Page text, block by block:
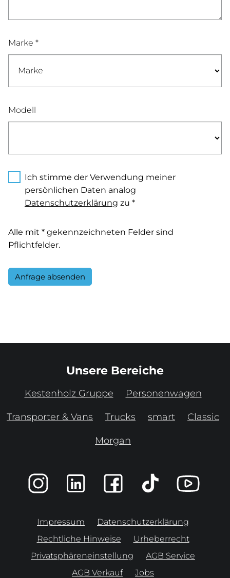
Marke *
Modell
Ich stimme der Verwendung meiner
persönlichen Daten analog
Datenschutzerklärung zu *
Alle mit * gekennzeichneten Felder sind
Pflichtfelder.
Anfrage absenden
Unsere Bereiche
Kestenholz Gruppe Personenwagen
Transporter & Vans Trucks smart Classic
Morgan
Impressum
Datenschutzerklärung
Rechtliche Hinweise
Urheberrecht
Privatsphäreneinstellung
AGB Service
AGB Verkauf
Jobs